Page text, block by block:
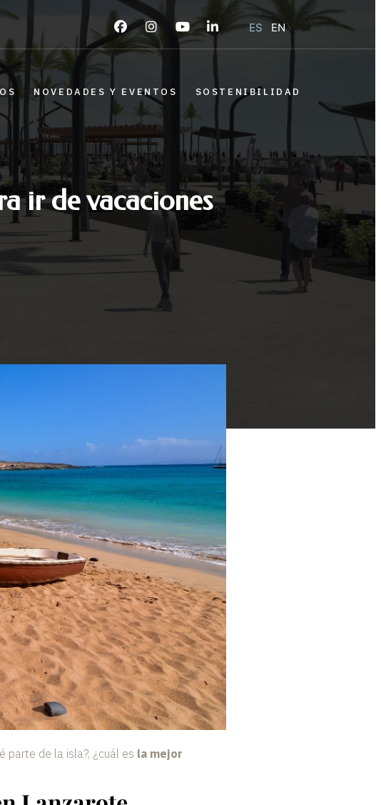
ES EN
NOVEDADES Y EVENTOS SOSTENIBILIDAD
ir de vacaciones
parte de la isla?, ¿cuál es la mejor